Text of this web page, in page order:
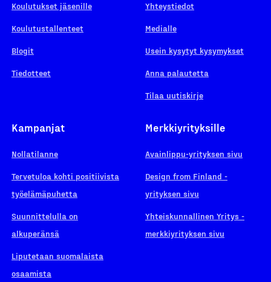
Koulutukset jäsenille
Koulutustallenteet
Blogit
Tiedotteet
Yhteystiedot
Medialle
Usein kysytyt kysymykset
Anna palautetta
Tilaa uutiskirje
Kampanjat
Nollatilanne
Tervetuloa kohti positiivista
työelämäpuhetta
Suunnittelulla on
alkuperänsä
Liputetaan suomalaista
osaamista
Merkkiyrityksille
Avainlippu-yrityksen sivu
Design from Finland -
yrityksen sivu
Yhteiskunnallinen Yritys -
merkkiyrityksen sivu